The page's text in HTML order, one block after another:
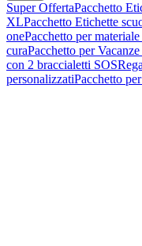
Super OffertaPacchetto
XLPacchetto Etichette
onePacchetto per
curaPacchetto per
con 2 braccialetti SOS
personalizzatiPacchetto